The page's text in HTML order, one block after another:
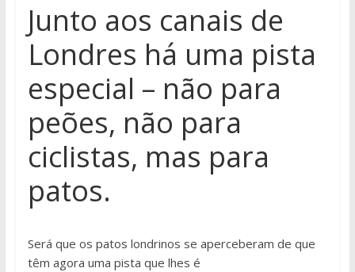
Junto aos canais de
Londres há uma pista
especial – não para
peões, não para
ciclistas, mas para
patos.
Será que os patos londrinos se aperceberam de que
têm agora uma pista que lhes é